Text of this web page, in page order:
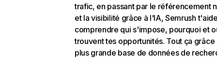
trafic, en passant par le référencement
et la visibilité grâce à l'IA, Semrush
comprendre qui s'impose, pourquoi et
trouvent tes opportunités. Tout ça grâce
plus grande base de données de